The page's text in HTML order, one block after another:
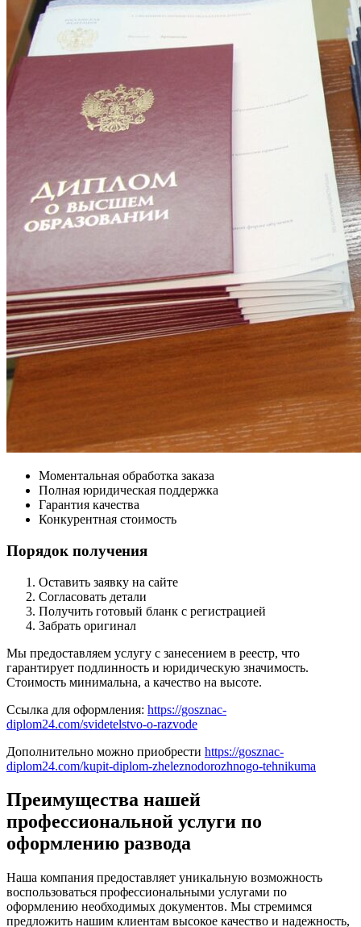
Моментальная обработка заказа
Полная юридическая поддержка
Гарантия качества
Конкурентная стоимость
Порядок получения
Оставить заявку на сайте
Согласовать детали
Получить готовый бланк с регистрацией
Забрать оригинал
Мы предоставляем услугу с занесением в реестр, что
гарантирует подлинность и юридическую значимость.
Стоимость минимальна, а качество на высоте.
Ссылка для оформления: https://gosznac-
diplom24.com/svidetelstvo-o-razvode
Дополнительно можно приобрести https://gosznac-
diplom24.com/kupit-diplom-zheleznodorozhnogo-tehnikuma
Преимущества нашей
профессиональной услуги по
оформлению развода
Наша компания предоставляет уникальную возможность
воспользоваться профессиональными услугами по
оформлению необходимых документов. Мы стремимся
предложить нашим клиентам высокое качество и надежность,